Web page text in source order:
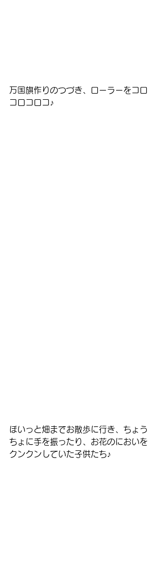
万国旗作りのつづき、ローラーをコロ
コロコロコ♪
ほいっと畑までお散歩に行き、ちょう
ちょに手を振ったり、お花のにおいを
クンクンしていた子供たち♪